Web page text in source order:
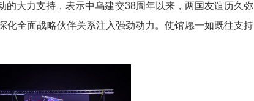
大力支持，表示中乌建交38周年以来，两国友谊历久弥
化全面战略伙伴关系注入强劲动力。使馆愿一如既往支持